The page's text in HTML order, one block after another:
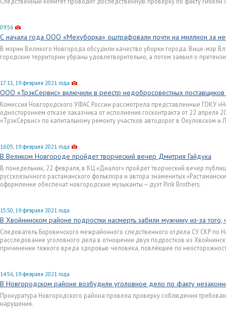
09:56
С начала года ООО «Мехуборка» оштрафовали почти на миллион за
В мэрии Великого Новгорода обсудили качество уборки города. Вице-мэр
городские территории убраны удовлетворительно, а потом заявил о
17:11, 19 февраля 2021 года
ООО «ТрэкСервис» включили в реестр недобросовестных
Комиссия Новгородского УФАС России рассмотрела представленные ГОКУ
одностороннем отказе заказчика от исполнения госконтракта от 22 апреля
«ТрэкСервис» по капитальному ремонту участков автодорог в Окуловском и
16:05, 19 февраля 2021 года
В Великом Новгороде пройдет творческий вечер Дмитрия Гайдука
В понедельник, 22 февраля, в КЦ «Диалог» пройдет творческий вечер
русскоязычного растаманского фольклора и автора знаменитых
оформление обеспечат новгородские музыканты — дуэт Pink Brothers.
15:50, 19 февраля 2021 года
В Хвойнинском районе подростки насмерть забили мужчину из-за того,
Следователь Боровичского межрайонного следственного отдела СУ СКР по
расследование уголовного дела в отношении двух подростков из
причинении тяжкого вреда здоровью человека, повлёкшее по
14:56, 19 февраля 2021 года
В Новгородском районе возбудили уголовное дело по факту
Прокуратура Новгородского района провела проверку соблюдения
нарушения.